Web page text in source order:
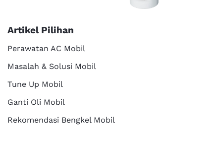
Artikel Pilihan
Perawatan AC Mobil
Masalah & Solusi Mobil
Tune Up Mobil
Ganti Oli Mobil
Rekomendasi Bengkel Mobil